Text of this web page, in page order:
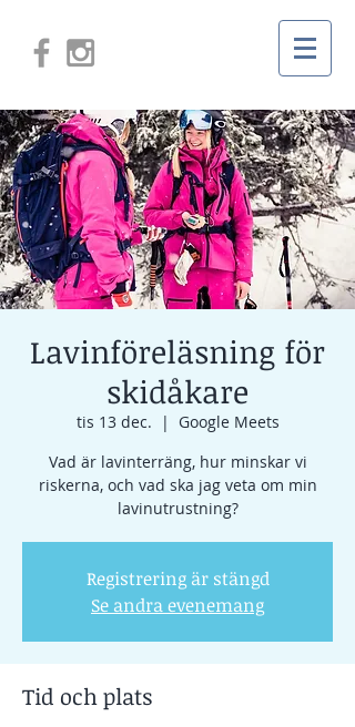
Lavinföreläsning för
skidåkare
tis 13 dec.
  |
Google Meets
Vad är lavinterräng, hur minskar vi
riskerna, och vad ska jag veta om min
lavinutrustning?
Registrering är stängd
Se andra evenemang
Tid och plats